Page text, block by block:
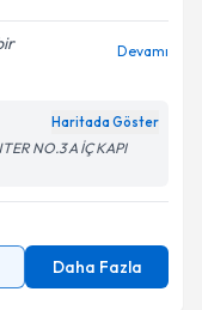
Aydınlatma
belirtilen
Devamı
Haritada Göster
NO.3 A İÇ KAPI
Daha Fazla